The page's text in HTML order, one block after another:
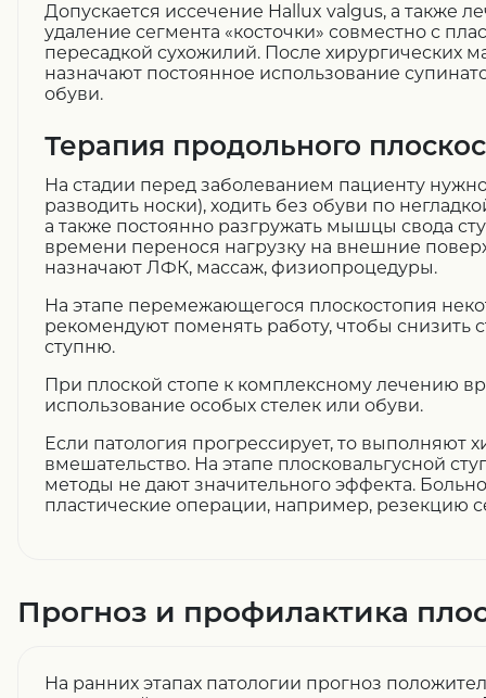
Допускается иссечение Hallux valgus, а также
удаление сегмента «косточки» совместно с
пересадкой сухожилий. После хирургических
назначают постоянное использование
обуви.
Терапия продольного
На стадии перед заболеванием пациенту
разводить носки), ходить без обуви по
а также постоянно разгружать мышцы свода
времени перенося нагрузку на внешние
назначают ЛФК, массаж, физиопроцедуры.
На этапе перемежающегося плоскостопия
рекомендуют поменять работу, чтобы снизить
ступню.
При плоской стопе к комплексному лечению
использование особых стелек или обуви.
Если патология прогрессирует, то выполняют
вмешательство. На этапе плосковальгусной
методы не дают значительного эффекта.
пластические операции, например, резекцию
Прогноз и профилактика
На ранних этапах патологии прогноз